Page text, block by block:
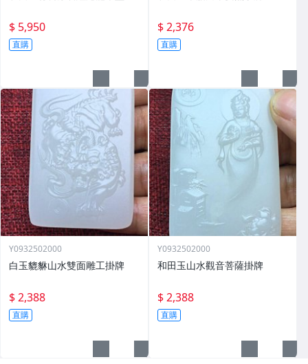
$ 5,950
直購
$ 2,376
直購
Y0932502000
白玉貔貅山水雙面雕工掛牌
$ 2,388
直購
Y0932502000
和田玉山水觀音菩薩掛牌
$ 2,388
直購